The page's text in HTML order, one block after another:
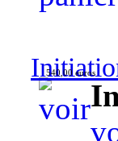
540,00 euros